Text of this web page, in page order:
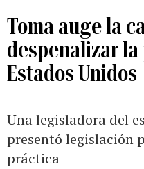
Toma auge la
despenalizar
Estados Unidos
Una legisladora del
presentó legislación
práctica